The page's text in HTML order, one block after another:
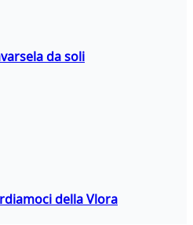
da soli
della Vlora